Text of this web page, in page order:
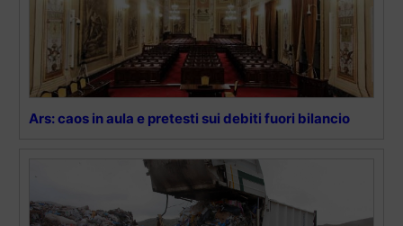
Ars: caos in aula e pretesti sui debiti fuori bilancio